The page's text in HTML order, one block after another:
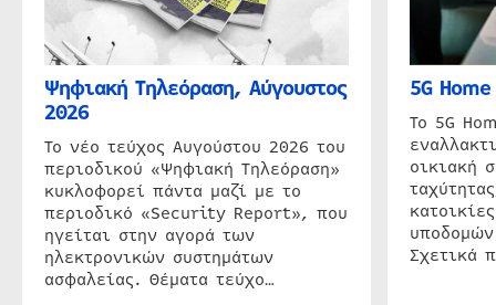
Ψηφιακή Τηλεόραση, Αύγουστος
2026
Το νέο τεύχος Αυγούστου 2026 του
περιοδικού «Ψηφιακή Τηλεόραση»
κυκλοφορεί πάντα μαζί με το
περιοδικό «Security Report», που
ηγείται στην αγορά των
ηλεκτρονικών συστημάτων
ασφαλείας. Θέματα τεύχο…
5G
Το 5G
οικιακή
Σχετικά